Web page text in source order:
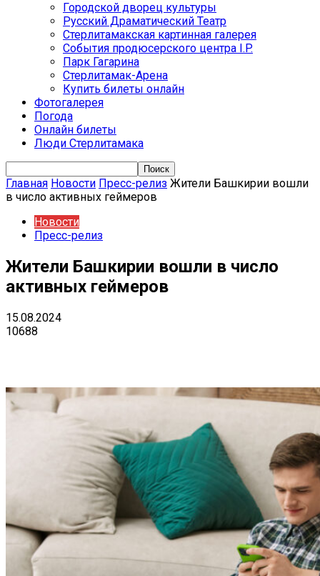
Городской дворец культуры
Русский Драматический Театр
Стерлитамакская картинная галерея
События продюсерского центра I.P.
Парк Гагарина
Стерлитамак-Арена
Купить билеты онлайн
Фотогалерея
Погода
Онлайн билеты
Люди Стерлитамака
Главная Новости Пресс-релиз Жители Башкирии вошли
в число активных геймеров
Новости
Пресс-релиз
Жители Башкирии вошли в число
активных геймеров
15.08.2024
10688